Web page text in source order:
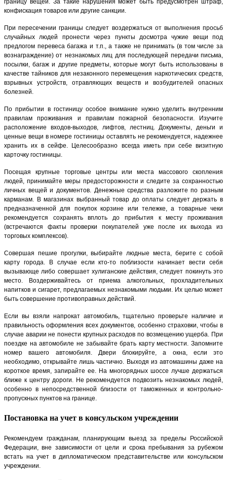
границу вещей. За такие нарушения может быть предусмотрен штраф,
конфискация товаров или другие санкции.
При пересечении границы следует воздержаться от выполнения просьб
случайных людей пронести через пункты досмотра чужие вещи под
предлогом перевеса багажа и т.п., а также не принимать (в том числе за
вознаграждение) от незнакомых лиц для последующей передачи письма,
посылки, багаж и другие предметы, которые могут быть использованы в
качестве тайников для незаконного перемещения наркотических средств,
взрывных устройств, отравляющих веществ и возбудителей опасных
болезней.
По прибытии в гостиницу особое внимание нужно уделить внутренним
правилам проживания и правилам пожарной безопасности. Изучите
расположение входов-выходов, лифтов, лестниц. Документы, деньги и
ценные вещи в номере гостиницы оставлять не рекомендуется, надежнее
хранить их в сейфе. Целесообразно всегда иметь при себе визитную
карточку гостиницы.
Посещая крупные торговые центры или места массового скопления
людей, принимайте меры предосторожности и следите за сохранностью
личных вещей и документов. Денежные средства разложите по разным
карманам. В магазинах выбранный товар до оплаты следует держать в
предназначенной для покупок корзине или тележке, а товарные чеки
рекомендуется сохранять вплоть до прибытия к месту проживания
(встречаются факты проверки покупателей уже после их выхода из
торговых комплексов).
Совершая пешие прогулки, выбирайте людные места, берите с собой
карту города. В случае если кто-то поблизости начинает вести себя
вызывающе либо совершает хулиганские действия, следует покинуть это
место. Воздерживайтесь от приема алкогольных, прохладительных
напитков и сигарет, предлагаемых незнакомыми людьми. Их целью может
быть совершение противоправных действий.
Если вы взяли напрокат автомобиль, тщательно проверьте наличие и
правильность оформления всех документов, особенно страховки, чтобы в
случае аварии не понести крупных расходов по возмещению ущерба. При
поездке на автомобиле не забывайте брать карту местности. Запомните
номер вашего автомобиля. Двери блокируйте, а окна, если это
необходимо, открывайте лишь частично. Выходя из автомашины даже на
короткое время, запирайте ее. На многорядных шоссе лучше держаться
ближе к центру дороги. Не рекомендуется подвозить незнакомых людей,
особенно в непосредственной близости от таможенных и контрольно-
пропускных пунктов на границе.
Постановка на учет в консульском учреждении
Рекомендуем гражданам, планирующим выезд за пределы Российской
Федерации, вне зависимости от цели и срока пребывания за рубежом
встать на учет в дипломатическом представительстве или консульском
учреждении.